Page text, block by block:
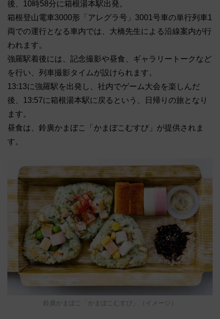
後、10時58分に箱根湯本駅出発。
箱根登山電車3000形「アレグラ号」3001号車の単行列車1
両での運行となる車内では、大橋先生による沿線案内が行
われます。
強羅駅着後には、記念撮影や昼食、ギャラリートークなど
を行い、列車撮影タイムが設けられます。
13:13に強羅駅を出発し、社内でゲーム大会を楽しんだ
後、13:57に箱根湯本駅に戻るという、日帰りの旅となり
ます。
昼食は、鈴廣かまぼこ「かまぼこむすび」が提供されま
す。
鈴廣かまぼこ「かまぼこむすび」（イメージ）